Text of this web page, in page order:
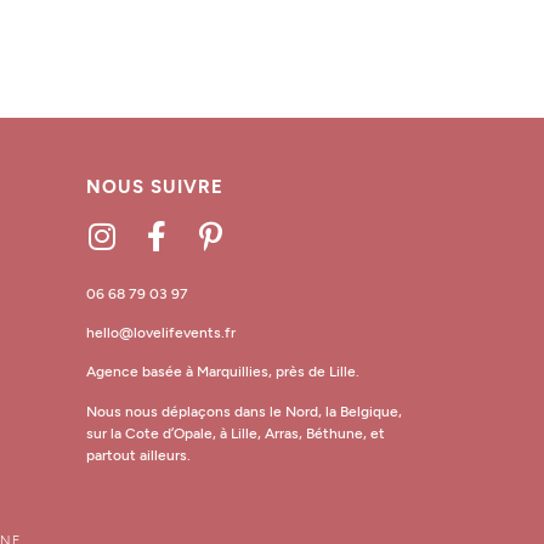
NOUS SUIVRE
06 68 79 03 97
hello@lovelifevents.fr
Agence basée à Marquillies, près de Lille.
Nous nous déplaçons dans le Nord, la Belgique,
sur la Cote d’Opale, à Lille, Arras, Béthune, et
partout ailleurs.